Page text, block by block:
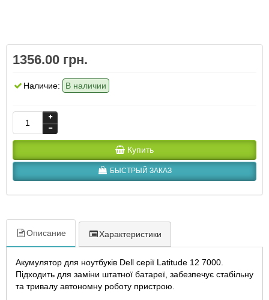
1356.00 грн.
Наличие: В наличии
Купить
БЫСТРЫЙ ЗАКАЗ
Описание Характеристики
Акумулятор для ноутбуків Dell серії Latitude 12 7000.
Підходить для заміни штатної батареї, забезпечує стабільну
та тривалу автономну роботу пристрою.